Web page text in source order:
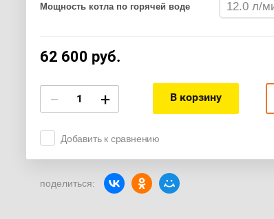
Мощность котла по горячей воде
62 600 руб.
− + В корзину
Добавить к сравнению
поделиться: